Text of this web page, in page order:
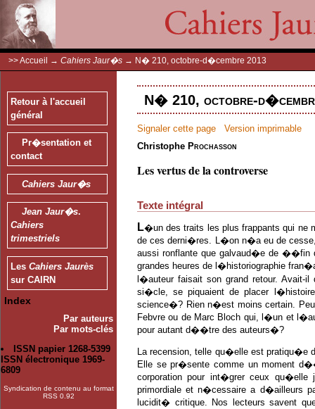
>>Accueil → Cahiers Jaur�s → N� 210, octobre-d�cembre 2013
Retour à l'accueil
général
Pr�sentation et
contact
Cahiers Jaur�s
Jean Jaur�s.
Cahiers
trimestriels
Les Cahiers Jaurès
sur CAIRN
Index
Par auteurs
Par mots-clés
ISSN papier 1268-5399
ISSN électronique 1969-
6809
Syndication de contenu au format
RSS 0.92
N� 210, octobre-
Signaler cette page
Version imprimable
Christophe Prochasson
Les vertus de la controverse
Texte intégral
L�un des traits les plus frappants qui ne
de ces derni�res. L�on n�a eu de
aussi ronflante que galvaud�e de ��fin
grandes heures de l�historiographie
l�auteur faisait son grand retour. Avait-
si�cle, se piquaient de placer
science�? Rien n�est moins certain.
Febvre ou de Marc Bloch qui, l�un et
pour autant d��tre des auteurs�?
La recension, telle qu�elle est pratiqu�e
Elle se pr�sente comme un moment
corporation pour int�grer ceux
primordiale et n�cessaire a d�ailleurs
lucidit� critique. Nos lecteurs savent